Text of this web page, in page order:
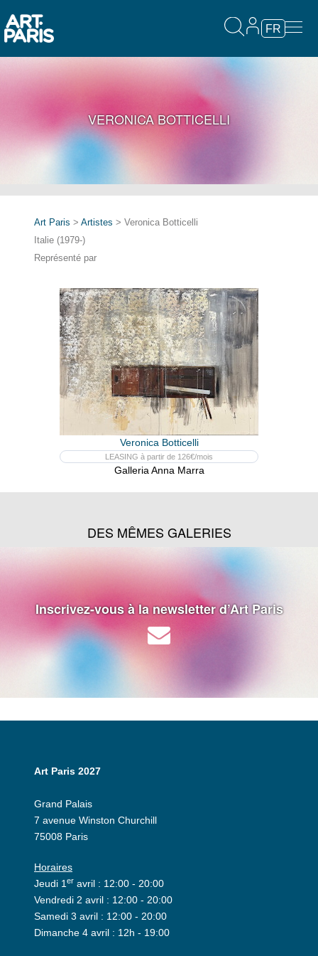
FR
VERONICA BOTTICELLI
Art Paris > Artistes > Veronica Botticelli
Italie (1979-)
Représenté par
Veronica Botticelli
LEASING à partir de 126€/mois
Galleria Anna Marra
DES MÊMES GALERIES
Inscrivez-vous à la newsletter d’Art Paris
Art Paris 2027
Grand Palais
7 avenue Winston Churchill
75008 Paris
Horaires
Jeudi 1 er avril : 12:00 - 20:00
Vendredi 2 avril : 12:00 - 20:00
Samedi 3 avril : 12:00 - 20:00
Dimanche 4 avril : 12h - 19:00